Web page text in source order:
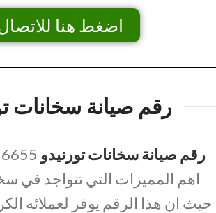
اضغط هنا
رقم صيانة سخانات
رقم صيانة سخانات تورنيدو
اهم المميزات التي تتواجد في
حيث ان هذا الرقم يوفر لعملائه